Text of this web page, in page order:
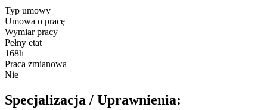
Typ umowy
Umowa o pracę
Wymiar pracy
Pełny etat
168h
Praca zmianowa
Nie
Specjalizacja / Uprawnienia: